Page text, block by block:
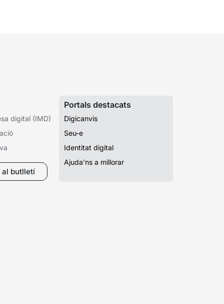
digital (IMD)
butlletí
Portals destacats
Digicanvis
Seu-e
Identitat digital
Ajuda’ns a millorar